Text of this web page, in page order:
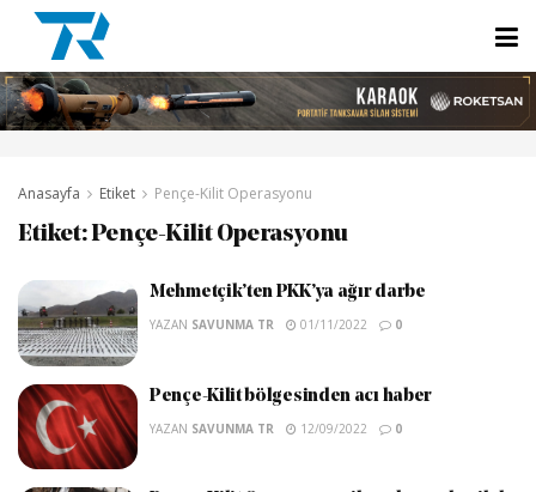
Anasayfa Etiket Pençe-Kilit Operasyonu
Etiket:Pençe-Kilit Operasyonu
Mehmetçik’ten PKK’ya ağır darbe
YAZAN SAVUNMA TR 01/11/2022 0
Pençe-Kilit bölgesinden acı haber
YAZAN SAVUNMA TR 12/09/2022 0